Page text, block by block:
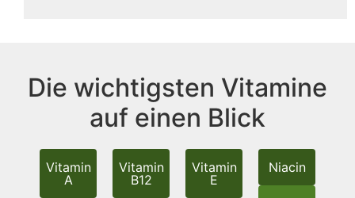
Die wichtigsten Vitamine
auf einen Blick
Vitamin
A
Vitamin
B12
Vitamin
E
Niacin